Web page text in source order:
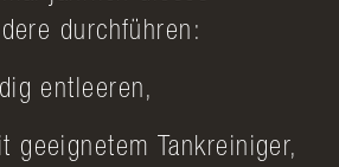
durchführen:
entleeren,
geeignetem Tankreiniger,